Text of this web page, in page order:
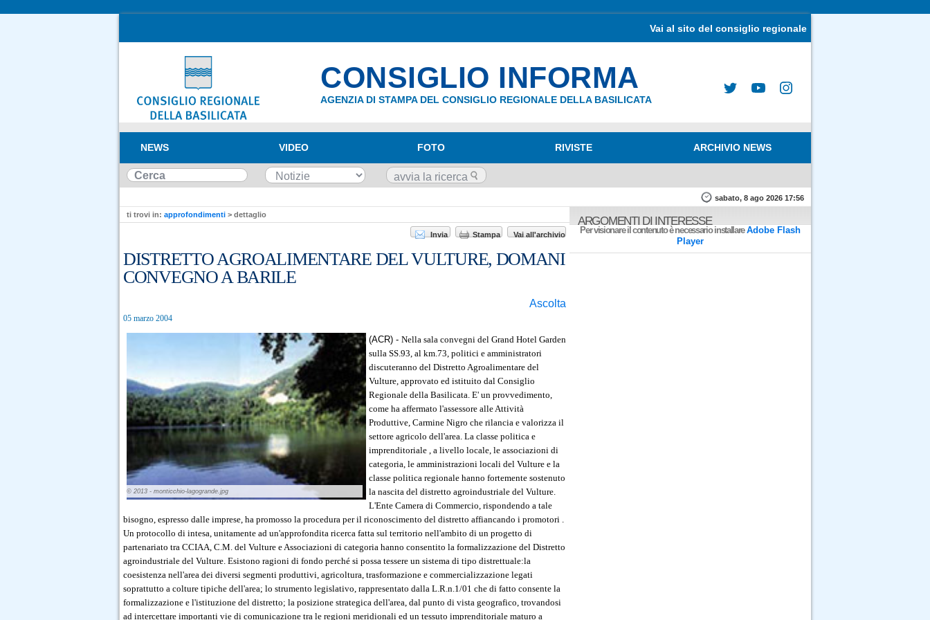
Vai al sito del consiglio regionale
CONSIGLIO INFORMA
AGENZIA DI STAMPA DEL CONSIGLIO REGIONALE DELLA BASILICATA
NEWS VIDEO FOTO RIVISTE ARCHIVIO NEWS
sabato, 8 ago 2026 17:56
ti trovi in: approfondimenti > dettaglio
Vai all'archivio
Stampa
Invia
DISTRETTO AGROALIMENTARE DEL VULTURE, DOMANI
CONVEGNO A BARILE
Ascolta
05 marzo 2004
© 2013 - monticchio-lagogrande.jpg
(ACR) - Nella sala convegni del Grand Hotel Garden
sulla SS.93, al km.73, politici e amministratori
discuteranno del Distretto Agroalimentare del
Vulture, approvato ed istituito dal Consiglio
Regionale della Basilicata. E' un provvedimento,
come ha affermato l'assessore alle Attività
Produttive, Carmine Nigro che rilancia e valorizza il
settore agricolo dell'area. La classe politica e
imprenditoriale , a livello locale, le associazioni di
categoria, le amministrazioni locali del Vulture e la
classe politica regionale hanno fortemente sostenuto
la nascita del distretto agroindustriale del Vulture.
L'Ente Camera di Commercio, rispondendo a tale
bisogno, espresso dalle imprese, ha promosso la procedura per il riconoscimento del distretto affiancando i promotori .
Un protocollo di intesa, unitamente ad un'approfondita ricerca fatta sul territorio nell'ambito di un progetto di
partenariato tra CCIAA, C.M. del Vulture e Associazioni di categoria hanno consentito la formalizzazione del Distretto
agroindustriale del Vulture. Esistono ragioni di fondo perché si possa tessere un sistema di tipo distrettuale:la
coesistenza nell'area dei diversi segmenti produttivi, agricoltura, trasformazione e commercializzazione legati
soprattutto a colture tipiche dell'area; lo strumento legislativo, rappresentato dalla L.R.n.1/01 che di fatto consente la
formalizzazione e l'istituzione del distretto; la posizione strategica dell'area, dal punto di vista geografico, trovandosi
ad intercettare importanti vie di comunicazione tra le regioni meridionali ed un tessuto imprenditoriale maturo a
ARGOMENTI DI INTERESSE
Per visionare il contenuto è necessario installareAdobe Flash
Player